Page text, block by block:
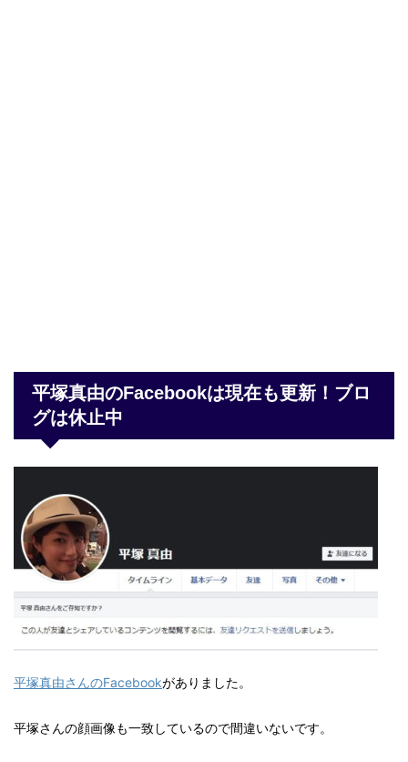
平塚真由のFacebookは現在も更新！ブロ
グは休止中
平塚真由さんのFacebookがありました。
平塚さんの顔画像も一致しているので間違いないです。